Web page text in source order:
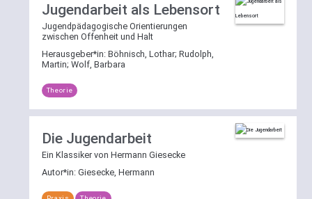
Jugendarbeit als Lebensort
Jugendpädagogische Orientierungen
zwischen Offenheit und Halt
Herausgeber*in: Böhnisch, Lothar; Rudolph,
Martin; Wolf, Barbara
Theorie
Die Jugendarbeit
Ein Klassiker von Hermann Giesecke
Autor*in: Giesecke, Hermann